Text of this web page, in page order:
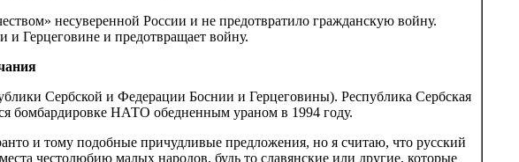
несуверенной России и не предотвратило гражданскую войну.
и Герцеговине и предотвращает войну.
Сербской и Федерации Боснии и Герцеговины). Республика Сербская
бомбардировке НАТО обедненным ураном в 1994 году.
и тому подобные причудливые предложения, но я считаю, что русский
честолюбию малых народов, будь то славянские или другие, которые